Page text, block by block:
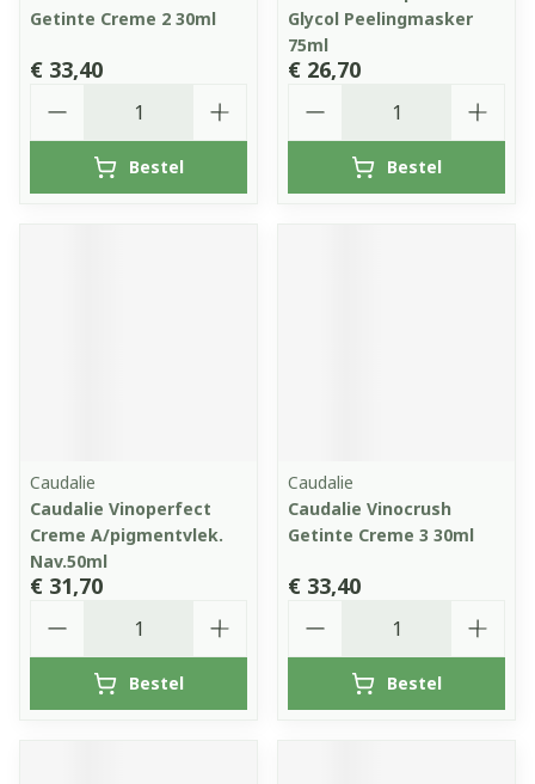
Getinte Creme 2 30ml
€ 33,40
Bestel
Glycol Peelingmasker
75ml
€ 26,70
Bestel
Caudalie
Caudalie Vinoperfect
Creme A/pigmentvlek.
Nav.50ml
€ 31,70
Bestel
Caudalie
Caudalie Vinocrush
Getinte Creme 3 30ml
€ 33,40
Bestel